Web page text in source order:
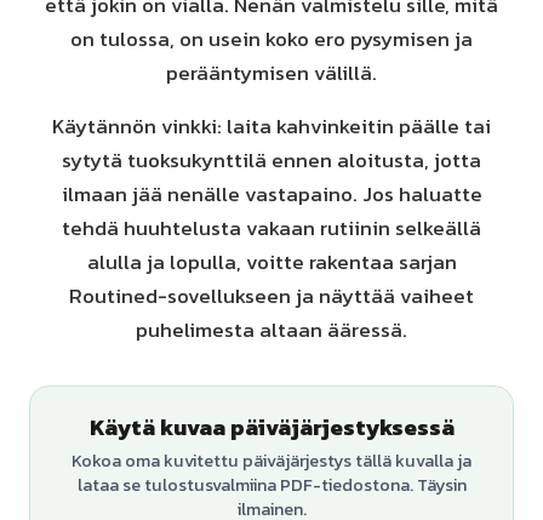
on tulossa, on usein koko ero pysymisen ja
perääntymisen välillä.
Käytännön vinkki: laita kahvinkeitin päälle tai
sytytä tuoksukynttilä ennen aloitusta, jotta
ilmaan jää nenälle vastapaino. Jos haluatte
tehdä huuhtelusta vakaan rutiinin selkeällä
alulla ja lopulla, voitte rakentaa sarjan
Routined-sovellukseen ja näyttää vaiheet
puhelimesta altaan ääressä.
Käytä kuvaa päiväjärjestyksessä
Kokoa oma kuvitettu päiväjärjestys tällä kuvalla ja
lataa se tulostusvalmiina PDF-tiedostona. Täysin
ilmainen.